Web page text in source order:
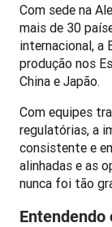
Com sede na
mais de 30
internacional, a
produção nos
China e Japão.
Com equipes
regulatórias, a
consistente e
alinhadas e as
Entendendo